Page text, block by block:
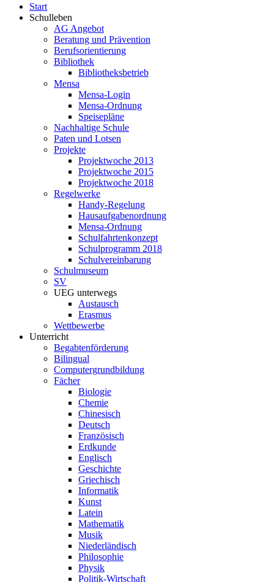
Start
Schulleben
AG Angebot
Beratung und Prävention
Berufsorientierung
Bibliothek
Bibliotheksbetrieb
Mensa
Mensa-Login
Mensa-Ordnung
Speisepläne
Nachhaltige Schule
Paten und Lotsen
Projekte
Projektwoche 2013
Projektwoche 2015
Projektwoche 2018
Regelwerke
Handy-Regelung
Hausaufgabenordnung
Mensa-Ordnung
Schulfahrtenkonzept
Schulprogramm 2018
Schulvereinbarung
Schulmuseum
SV
UEG unterwegs
Austausch
Erasmus
Wettbewerbe
Unterricht
Begabtenförderung
Bilingual
Computergrundbildung
Fächer
Biologie
Chemie
Chinesisch
Deutsch
Französisch
Erdkunde
Englisch
Geschichte
Griechisch
Informatik
Kunst
Latein
Mathematik
Musik
Niederländisch
Philosophie
Physik
Politik-Wirtschaft